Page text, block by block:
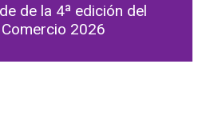
de la 4ª edición del
2026